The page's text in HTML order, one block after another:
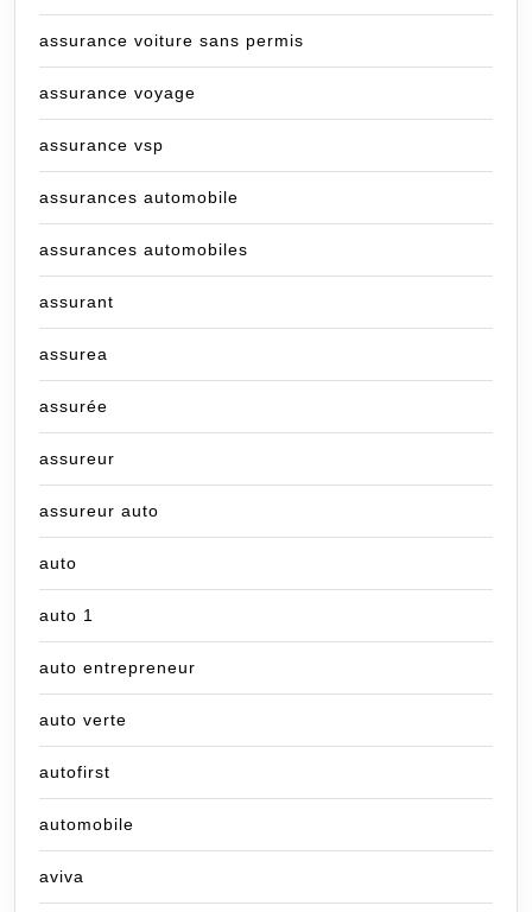
assurance voiture sans permis
assurance voyage
assurance vsp
assurances automobile
assurances automobiles
assurant
assurea
assurée
assureur
assureur auto
auto
auto 1
auto entrepreneur
auto verte
autofirst
automobile
aviva